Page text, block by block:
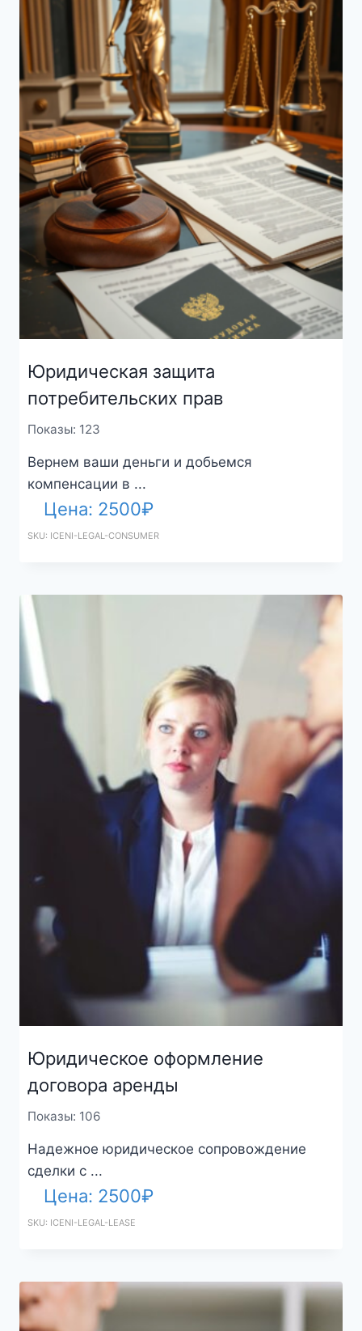
Юридическая защита
потребительских прав
Показы: 123
Вернем ваши деньги и добьемся
компенсации в ...
Цена: 2500₽
SKU: ICENI-LEGAL-CONSUMER
Юридическое оформление
договора аренды
Показы: 106
Надежное юридическое сопровождение
сделки с ...
Цена: 2500₽
SKU: ICENI-LEGAL-LEASE